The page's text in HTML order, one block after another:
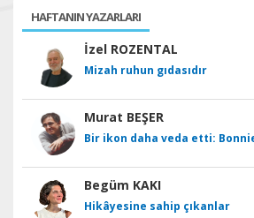
HAFTANIN YAZARLARI
İzel ROZENTAL
Mizah ruhun gıdasıdır
Murat BEŞER
Bir ikon daha veda etti:
Begüm KAKI
Hikâyesine sahip çıkanlar